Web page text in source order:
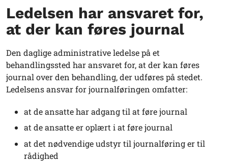
Ledelsen har ansvaret for,
at der kan føres journal
Den daglige administrative ledelse på et
behandlingssted har ansvaret for, at der kan føres
journal over den behandling, der udføres på stedet.
Ledelsens ansvar for journalføringen omfatter:
at de ansatte har adgang til at føre journal
at de ansatte er oplært i at føre journal
at det nødvendige udstyr til journalføring er til
rådighed